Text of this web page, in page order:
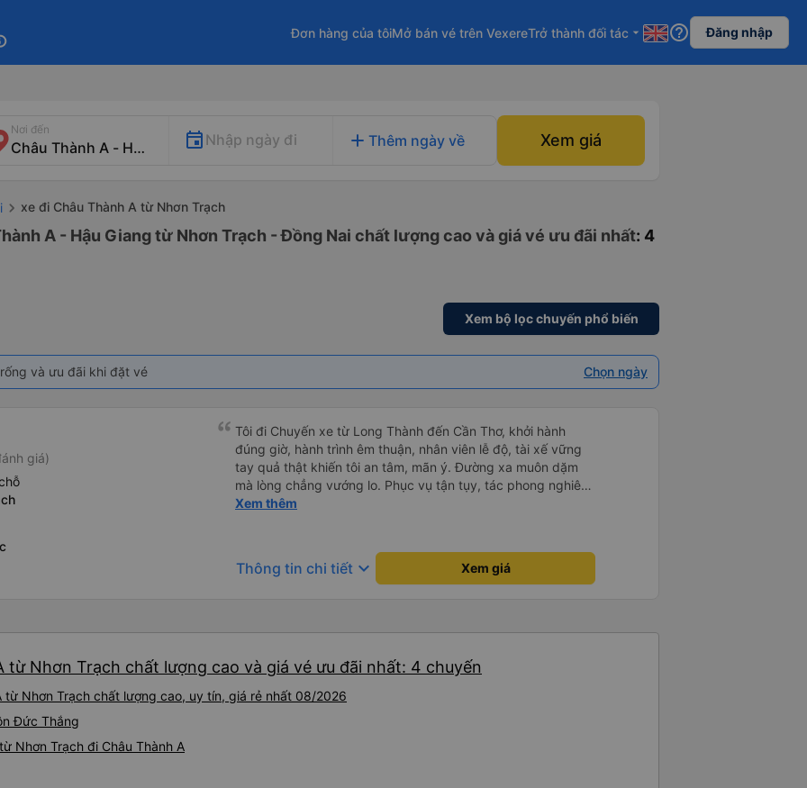
Đơn hàng của tôiMở bán vé trên VexereTrở thành đối tác arrow_drop_down help_outline Đăng nhập
Nơi đến
Nhập ngày đi add Thêm ngày về Xem giá
xe đi Châu Thành A từ Nhơn Trạch
A - Hậu Giang từ Nhơn Trạch - Đồng Nai chất lượng cao và giá vé ưu đãi nhất: 4
Xem bộ lọc chuyến phổ biến
và ưu đãi khi đặt vé Chọn ngày
giá)
Tôi đi Chuyến xe từ Long Thành đến Cần Thơ, khởi hành
đúng giờ, hành trình êm thuận, nhân viên lễ độ, tài xế vững
tay quả thật khiến tôi an tâm, mãn ý. Đường xa muôn dặm
mà lòng chẳng vướng lo. Phục vụ tận tụy, tác phong nghiêm
cẩn, hiếm thấy giữa thời buổi kim tiền vội vã. Xã hội loạn đạo.
Xem thêm
Thông tin chi tiết keyboard_arrow_down Xem giá
từ Nhơn Trạch chất lượng cao và giá vé ưu đãi nhất: 4 chuyến
từ Nhơn Trạch chất lượng cao, uy tín, giá rẻ nhất 08/2026
Đức Thắng
Nhơn Trạch đi Châu Thành A